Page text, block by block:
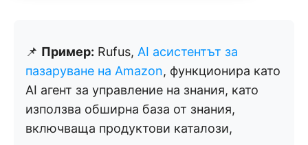
📌 Пример: Rufus, AI асистентът за
пазаруване на Amazon, функционира като
AI агент за управление на знания, като
използва обширна база от знания,
включваща продуктови каталози,